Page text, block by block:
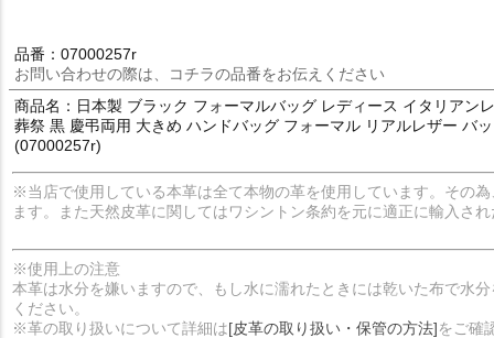
品番：07000257r
お問い合わせの際は、コチラの品番をお伝えください
商品名：日本製 ブラック フォーマルバッグ レディース イタリアン
葬祭 黒 慶弔両用 大きめ ハンドバッグ フォーマル リアルレザー バ
(07000257r)
※当店で使用している本革は全て本物の革を使用しています。その
ます。また天然皮革に関してはワシントン条約を元に適正に輸入さ
※使用上の注意
本革は水分を嫌いますので、もし水に濡れたときには乾いた布で水
ください。
※革の取り扱いについて詳細は[皮革の取り扱い・保管の方法]をご確